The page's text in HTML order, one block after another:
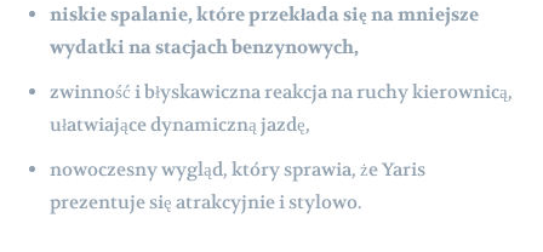
niskie spalanie, które przekłada się na mniejsze
wydatki na stacjach benzynowych,
zwinność i błyskawiczna reakcja na ruchy kierownicą,
ułatwiające dynamiczną jazdę,
nowoczesny wygląd, który sprawia, że Yaris
prezentuje się atrakcyjnie i stylowo.